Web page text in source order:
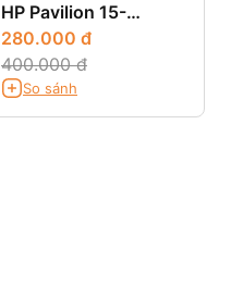
HP Pavilion 15-
N046US
280.000 đ
400.000 đ
So sánh